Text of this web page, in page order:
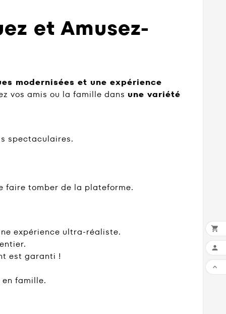
et Amusez-
modernisées et une expérience
vos amis ou la famille dans une variété
spectaculaires.
faire tomber de la plateforme.
expérience ultra-réaliste.
est garanti !
famille.


